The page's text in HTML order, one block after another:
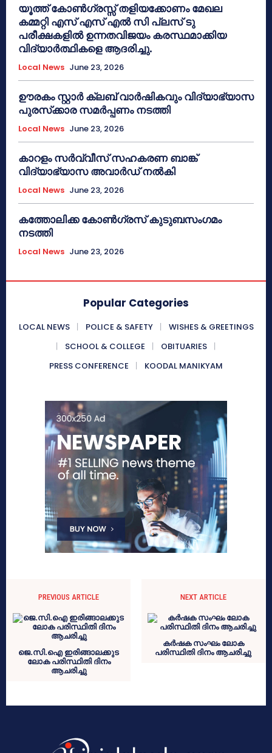
യൂത്ത് കോൺഗ്രസ്സ് തളിയക്കോണം മേഖല
കമ്മറ്റി എസ് എസ് എൽ സി പ്ലസ് ടു
പരീക്ഷകളിൽ ഉന്നതവിജയം കരസ്ഥമാക്കിയ
വിദ്യാർത്ഥികളെ ആദരിച്ചു.
Local News June 23, 2026
ഊരകം സ്റ്റാർ ക്ലബ് വാർഷികവും വിദ്യാഭ്യാസ
പുരസ്‌ക്കാര സമർപ്പണം നടത്തി
Local News June 23, 2026
കാറളം സർവ്വീസ് സഹകരണ ബാങ്ക്
വിദ്യാഭ്യാസ അവാർഡ് നൽകി
Local News June 23, 2026
കത്തോലിക്ക കോൺഗ്രസ് കുടുബസംഗമം
നടത്തി
Local News June 23, 2026
Popular Categories
LOCAL NEWS POLICE & SAFETY
WISHES & GREETINGS
SCHOOL & COLLEGE
OBITUARIES
PRESS CONFERENCE
KOODAL MANIKYAM
PREVIOUS ARTICLE
ജെ.സി.ഐ ഇരിങ്ങാലക്കുട
ലോക പരിസ്ഥിതി ദിനം
ആചരിച്ചു
NEXT ARTICLE
കർഷക സംഘം ലോക
പരിസ്ഥിതി ദിനം ആചരിച്ചു